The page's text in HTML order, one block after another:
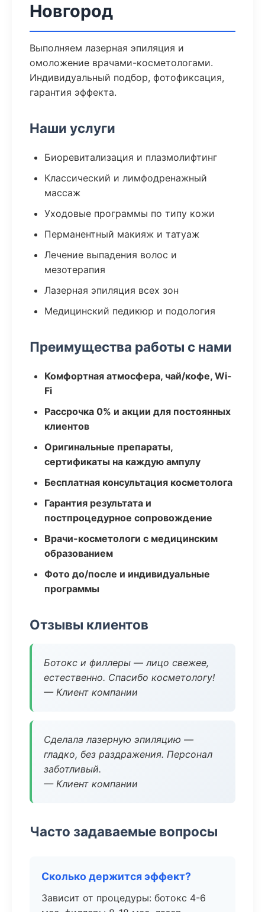
Новгород
Выполняем лазерная эпиляция и
омоложение врачами-косметологами.
Индивидуальный подбор, фотофиксация,
гарантия эффекта.
Наши услуги
Биоревитализация и плазмолифтинг
Классический и лимфодренажный
массаж
Уходовые программы по типу кожи
Перманентный макияж и татуаж
Лечение выпадения волос и
мезотерапия
Лазерная эпиляция всех зон
Медицинский педикюр и подология
Преимущества работы с нами
Комфортная атмосфера, чай/кофе, Wi-
Fi
Рассрочка 0% и акции для постоянных
клиентов
Оригинальные препараты,
сертификаты на каждую ампулу
Бесплатная консультация косметолога
Гарантия результата и
постпроцедурное сопровождение
Врачи-косметологи с медицинским
образованием
Фото до/после и индивидуальные
программы
Отзывы клиентов
Ботокс и филлеры — лицо свежее,
естественно. Спасибо косметологу!
— Клиент компании
Сделала лазерную эпиляцию —
гладко, без раздражения. Персонал
заботливый.
— Клиент компании
Часто задаваемые вопросы
Сколько держится эффект?
Зависит от процедуры: ботокс 4-6